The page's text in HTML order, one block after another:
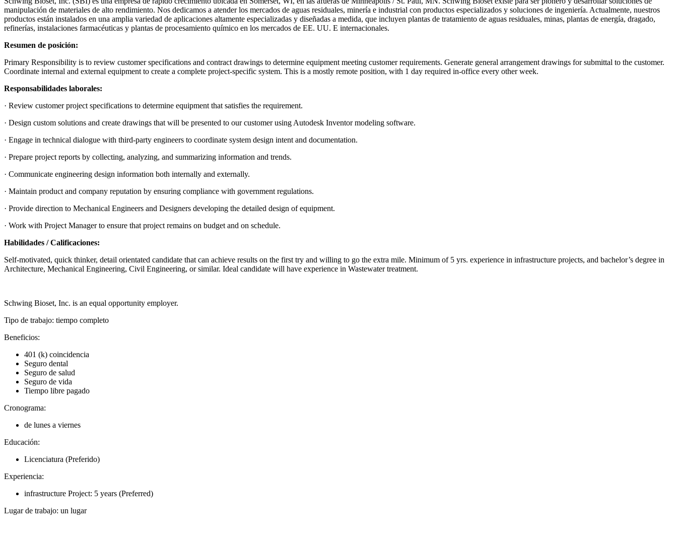
manipulación de materiales de alto rendimiento. Nos dedicamos a atender los mercados de aguas residuales, minería e industrial con productos especializados y soluciones de ingeniería. Actualmente, nuestros
productos están instalados en una amplia variedad de aplicaciones altamente especializadas y diseñadas a medida, que incluyen plantas de tratamiento de aguas residuales, minas, plantas de energía, dragado,
refinerías, instalaciones farmacéuticas y plantas de procesamiento químico en los mercados de EE. UU. E internacionales.
Resumen de posición:
Primary Responsibility is to review customer specifications and contract drawings to determine equipment meeting customer requirements. Generate general arrangement drawings for submittal to the customer.
Coordinate internal and external equipment to create a complete project-specific system. This is a mostly remote position, with 1 day required in-office every other week.
Responsabilidades laborales:
· Review customer project specifications to determine equipment that satisfies the requirement.
· Design custom solutions and create drawings that will be presented to our customer using Autodesk Inventor modeling software.
· Engage in technical dialogue with third-party engineers to coordinate system design intent and documentation.
· Prepare project reports by collecting, analyzing, and summarizing information and trends.
· Communicate engineering design information both internally and externally.
· Maintain product and company reputation by ensuring compliance with government regulations.
· Provide direction to Mechanical Engineers and Designers developing the detailed design of equipment.
· Work with Project Manager to ensure that project remains on budget and on schedule.
Habilidades / Calificaciones:
Self-motivated, quick thinker, detail orientated candidate that can achieve results on the first try and willing to go the extra mile. Minimum of 5 yrs. experience in infrastructure projects, and bachelor’s degree in
Architecture, Mechanical Engineering, Civil Engineering, or similar. Ideal candidate will have experience in Wastewater treatment.
Schwing Bioset, Inc. is an equal opportunity employer.
Tipo de trabajo: tiempo completo
Beneficios:
401 (k) coincidencia
Seguro dental
Seguro de salud
Seguro de vida
Tiempo libre pagado
Cronograma:
de lunes a viernes
Educación:
Licenciatura (Preferido)
Experiencia:
infrastructure Project: 5 years (Preferred)
Lugar de trabajo: un lugar